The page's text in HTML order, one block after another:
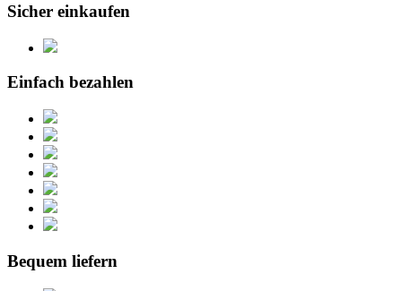
Sicher einkaufen
Einfach bezahlen
Bequem liefern